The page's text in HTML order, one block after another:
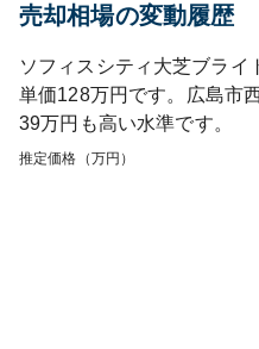
売却相場の変動履歴
ソフィスシティ大芝ブライ
単価128万円です。 広島市
39万円も高い水準です。
推定価格（万円）